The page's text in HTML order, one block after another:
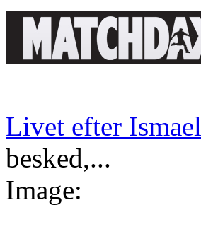
Livet efter Ismael
besked,...
Image: